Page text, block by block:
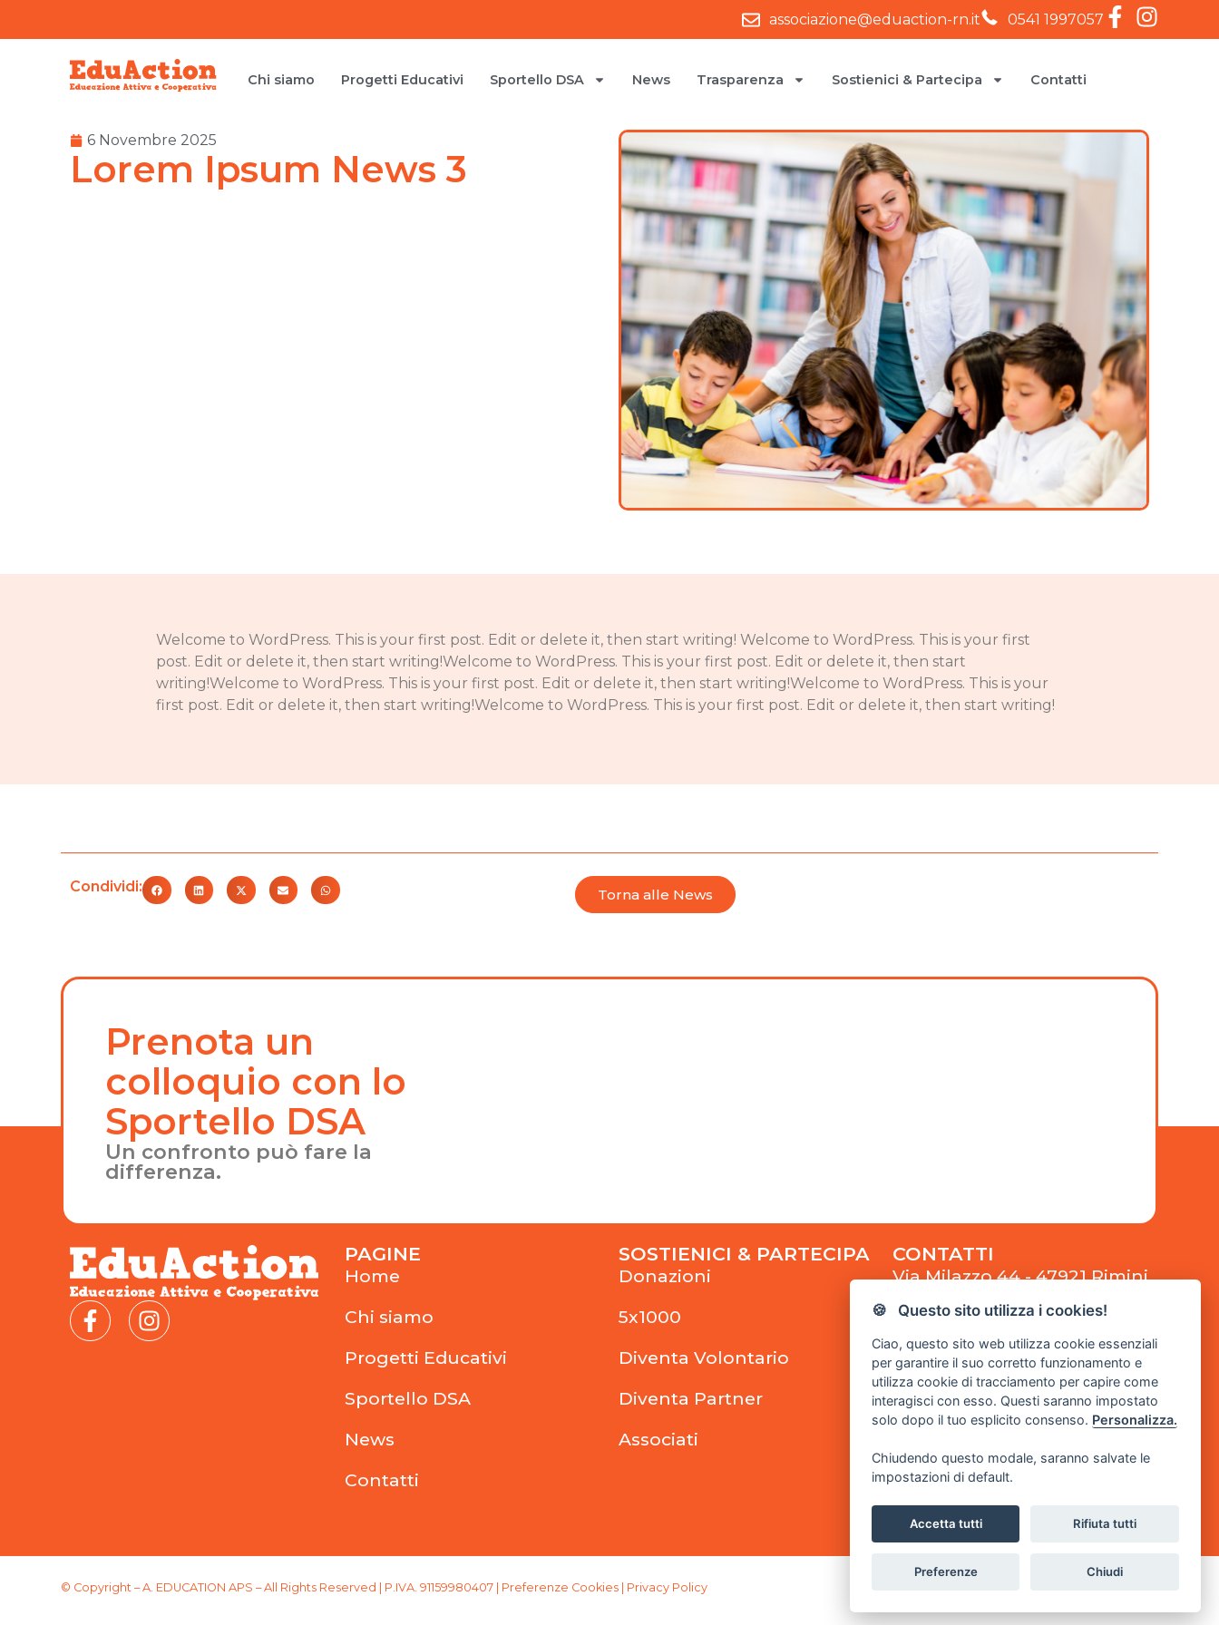
associazione@eduaction-rn.it 0541 1997057
Chi siamo Progetti Educativi Sportello DSA News Trasparenza Sostienici & Partecipa Contatti
6 Novembre 2025
Lorem Ipsum News 3
Welcome to WordPress. This is your first post. Edit or delete it, then start writing! Welcome to WordPress. This is your first
post. Edit or delete it, then start writing!Welcome to WordPress. This is your first post. Edit or delete it, then start
writing!Welcome to WordPress. This is your first post. Edit or delete it, then start writing!Welcome to WordPress. This is your
first post. Edit or delete it, then start writing!Welcome to WordPress. This is your first post. Edit or delete it, then start writing!
Condividi: Torna alle News
Prenota un
colloquio con lo
Sportello DSA
Un confronto può fare la
differenza.
PAGINE
Home
Chi siamo
Progetti Educativi
Sportello DSA
News
Contatti
SOSTIENICI & PARTECIPA
Donazioni
5x1000
Diventa Volontario
Diventa Partner
Associati
CONTATTI
Via Milazzo 44 - 47921 Rimini
associazione@eduaction-
rn.it
0541 1997057
+39 329 6424881
© Copyright – A. EDUCATION APS – All Rights Reserved | P.IVA. 91159980407 | Preferenze Cookies | Privacy Policy
🍪 Questo sito utilizza i cookies!
Ciao, questo sito web utilizza cookie essenziali
per garantire il suo corretto funzionamento e
utilizza cookie di tracciamento per capire come
interagisci con esso. Questi saranno impostato
solo dopo il tuo esplicito consenso. Personalizza.
Chiudendo questo modale, saranno salvate le
impostazioni di default.
Accetta tutti Rifiuta tutti
Preferenze Chiudi